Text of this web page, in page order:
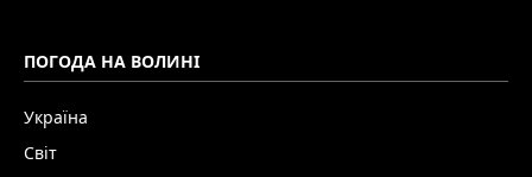
ПОГОДА НА ВОЛИНІ
Україна
Світ